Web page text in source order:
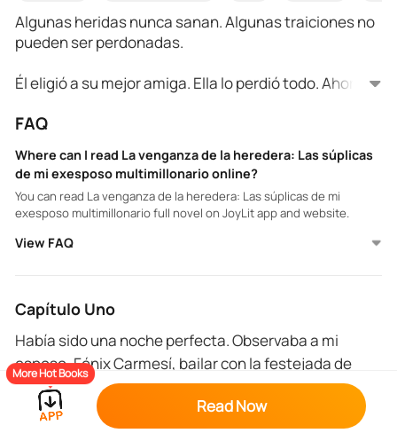
Algunas heridas nunca sanan. Algunas traiciones no
pueden ser perdonadas.
Él eligió a su mejor amiga. Ella lo perdió todo. Ahora
imperio al alcance de la mano.
—
Elizabeth Stone había amado a un solo hombre:
Crimson Phoenix. Pero tras seis años de dicha
juntos, él salió de su vida. En cuestión de meses,
Ahora, cuatro años después, Elizabeth creía haber
escapado del escándalo que la convirtió en la mujer
más odiada de la ciudad de Flintstone. Sin embargo,
regresa como la heredera de una enorme cadena de
resorts y hoteles. Su exmarido vuelve, suplicando su
perdón.
Pero ¿puede realmente perdonar al hombre que fue
la razón por la que perdió a su bebé?
FAQ
Where can I read La venganza de la heredera: Las súplicas
de mi exesposo multimillonario online?
You can read La venganza de la heredera: Las súplicas de mi
exesposo multimillonario full novel on JoyLit app and website.
View FAQ
Capítulo Uno
Había sido una noche perfecta. Observaba a mi
esposo, Fénix Carmesí, bailar con la festejada de
cumpleaños —mi amiga Celestina— mientras
disfrutaba de una copa de champán. Su brazo
estaba envuelto alrededor de su cintura, y se movían
More Hot Books
Read Now